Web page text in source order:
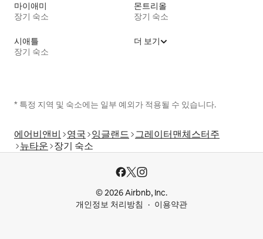
마이애미
장기 숙소
몬트리올
장기 숙소
시애틀
장기 숙소
더 보기
* 특정 지역 및 숙소에는 일부 예외가 적용될 수 있습니다.
에어비앤비 영국 잉글랜드 그레이터맨체스터주
뉴타운 장기 숙소
© 2026 Airbnb, Inc.
개인정보 처리방침
이용약관